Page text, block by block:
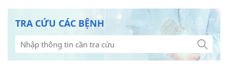
TRA CỨU CÁC BỆNH